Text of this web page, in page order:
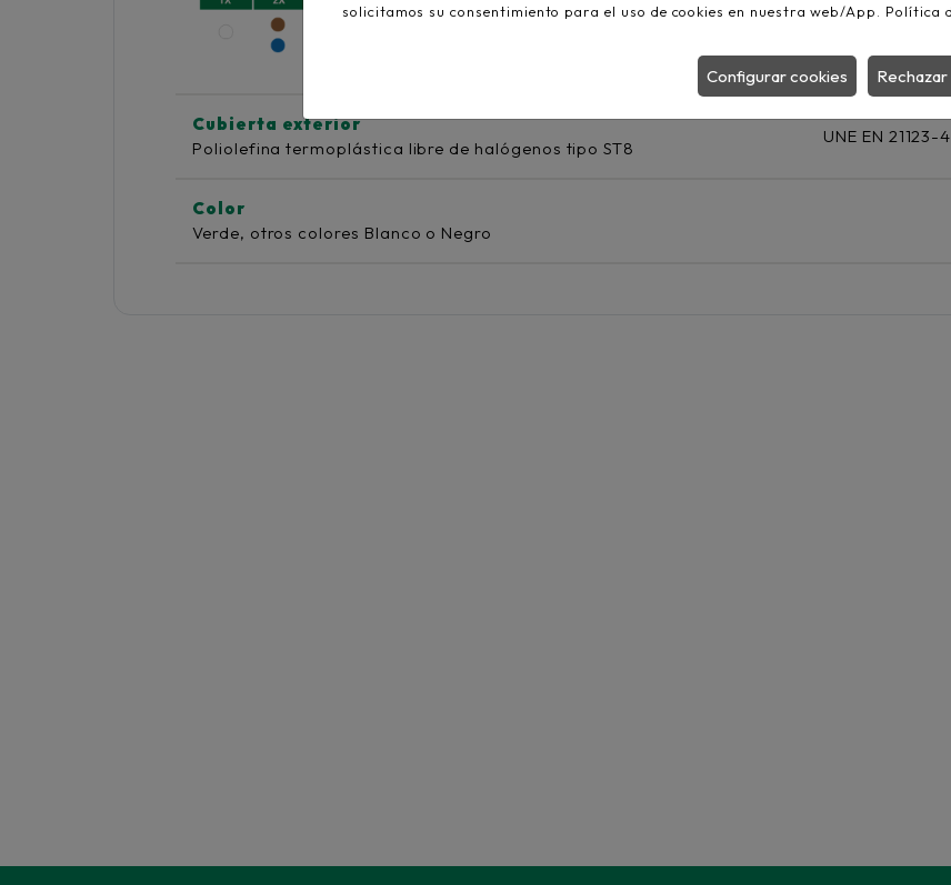
6c o más:
Cubierta exterior
Poliolefina termoplástica libre de halógenos tipo ST8
UNE EN 21123-4
Color
Verde, otros colores Blanco o Negro
solicitamos su consentimiento para el uso de cookies en nuestra web/App. Política
Configurar cookies